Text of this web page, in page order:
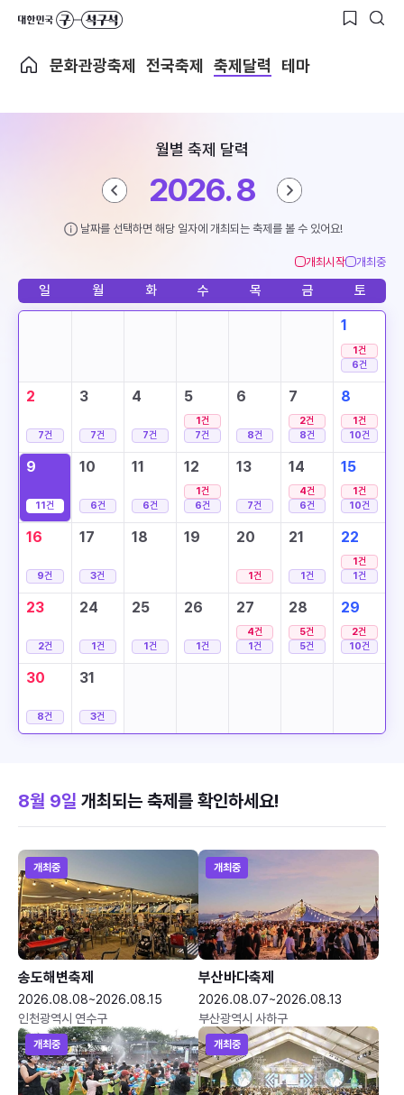
문화관광축제 전국축제 축제달력 테마
월별 축제 달력
2026. 8
날짜를 선택하면 해당 일자에 개최되는 축제를 볼 수 있어요!
개최시작 개최중
일 월 화 수 목 금 토
1
1건
6건
2
7건
3
7건
4
7건
5
1건
7건
6
8건
7
2건
8건
8
1건
10건
9
11건
10
6건
11
6건
12
1건
6건
13
7건
14
4건
6건
15
1건
10건
16
9건
17
3건
18 19 20
1건
21
1건
22
1건
1건
23
2건
24
1건
25
1건
26
1건
27
4건
1건
28
5건
5건
29
2건
10건
30
8건
31
3건
8월 9일 개최되는 축제를 확인하세요!
개최중
송도해변축제
2026.08.08~2026.08.15
인천광역시 연수구
개최중
부산바다축제
2026.08.07~2026.08.13
부산광역시 사하구
개최중 개최중